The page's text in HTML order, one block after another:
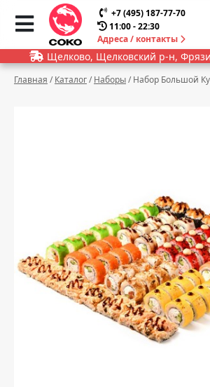
+7 (495) 187-77-70
11:00 - 22:30
Адреса / контакты
Щелково, Щелковский р-н,
Главная / Каталог/ Наборы/ Набор Большой